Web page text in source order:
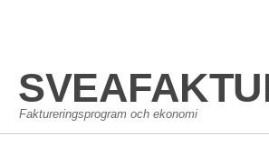
Faktureringsprogram och ekonomi